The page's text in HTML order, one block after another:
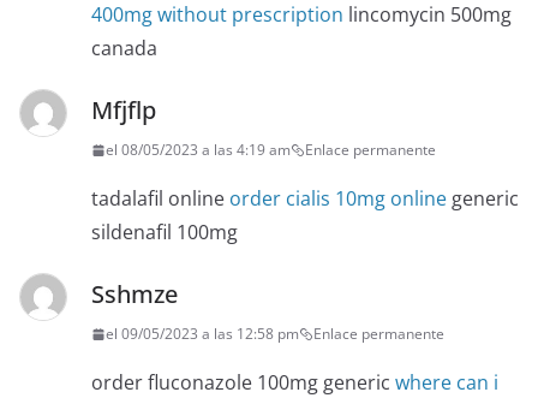
400mg without prescription lincomycin 500mg
canada
Mfjflp
el 08/05/2023 a las 4:19 am Enlace permanente
tadalafil online order cialis 10mg online generic
sildenafil 100mg
Sshmze
el 09/05/2023 a las 12:58 pm Enlace permanente
order fluconazole 100mg generic where can i